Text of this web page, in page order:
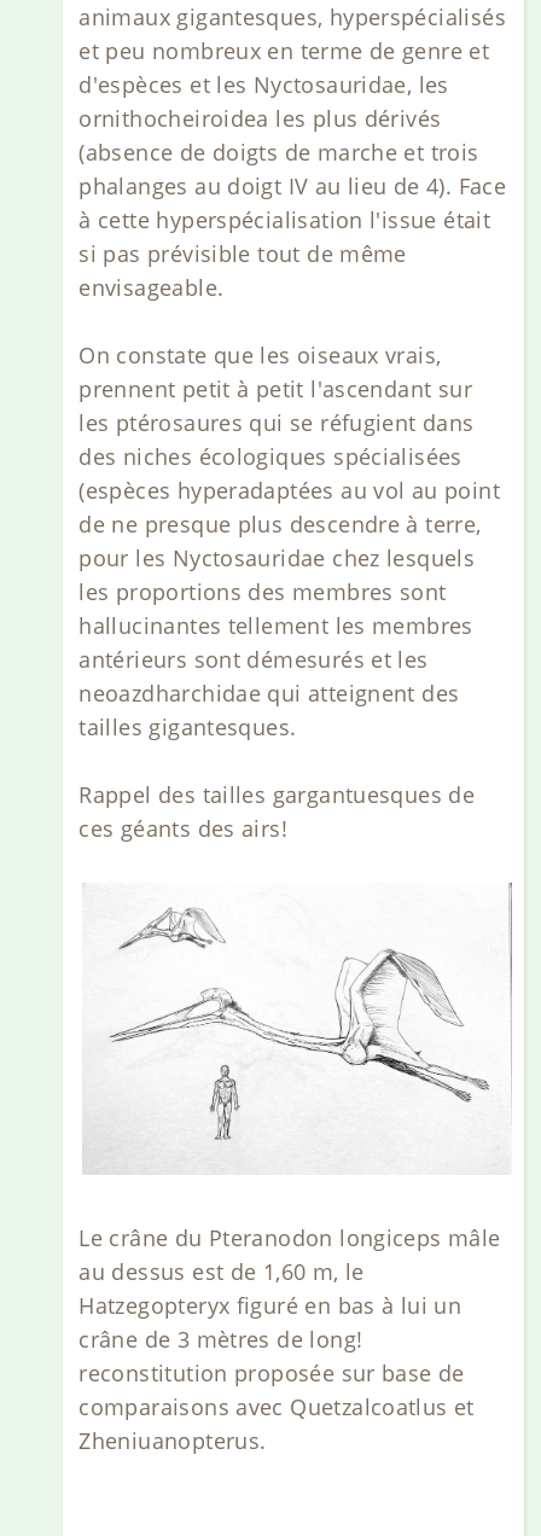
animaux gigantesques, hyperspécialisés
et peu nombreux en terme de genre et
d'espèces et les Nyctosauridae, les
ornithocheiroidea les plus dérivés
(absence de doigts de marche et trois
phalanges au doigt IV au lieu de 4). Face
à cette hyperspécialisation l'issue était
si pas prévisible tout de même
envisageable.
On constate que les oiseaux vrais,
prennent petit à petit l'ascendant sur
les ptérosaures qui se réfugient dans
des niches écologiques spécialisées
(espèces hyperadaptées au vol au point
de ne presque plus descendre à terre,
pour les Nyctosauridae chez lesquels
les proportions des membres sont
hallucinantes tellement les membres
antérieurs sont démesurés et les
neoazdharchidae qui atteignent des
tailles gigantesques.
Rappel des tailles gargantuesques de
ces géants des airs!
Le crâne du Pteranodon longiceps mâle
au dessus est de 1,60 m, le
Hatzegopteryx figuré en bas à lui un
crâne de 3 mètres de long!
reconstitution proposée sur base de
comparaisons avec Quetzalcoatlus et
Zheniuanopterus.